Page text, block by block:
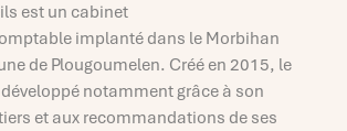
est un cabinet
implanté dans le Morbihan
de Plougoumelen. Créé en 2015, le
notamment grâce à son
et aux recommandations de ses